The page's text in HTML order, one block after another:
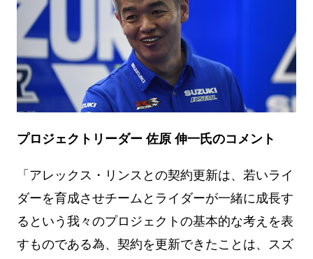
プロジェクトリーダー 佐原 伸一氏のコメント
「アレックス・リンスとの契約更新は、若いライ
ダーを育成させチームとライダーが一緒に成長す
るという我々のプロジェクトの基本的な考えを表
すものである為、契約を更新できたことは、スズ